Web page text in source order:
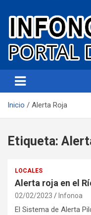
Infonoa
Inicio Alerta Roja
Etiqueta:
LOCALES
Alerta roja en el
02/02/2023 Infonoa
El Sistema de Alerta